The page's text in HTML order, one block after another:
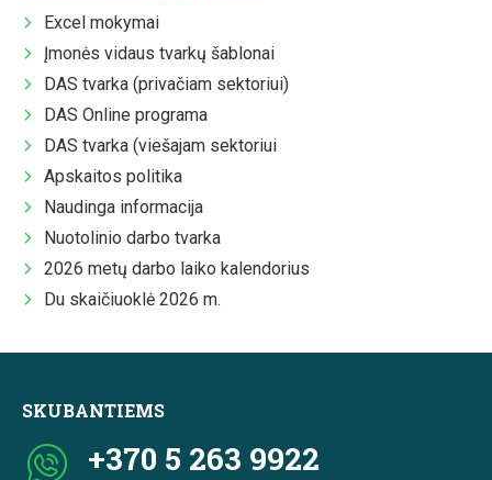
Excel mokymai
Įmonės vidaus tvarkų šablonai
DAS tvarka (privačiam sektoriui)
DAS Online programa
DAS tvarka (viešajam sektoriui
Apskaitos politika
Naudinga informacija
Nuotolinio darbo tvarka
2026 metų darbo laiko kalendorius
Du skaičiuoklė 2026 m.
SKUBANTIEMS
+370 5 263 9922